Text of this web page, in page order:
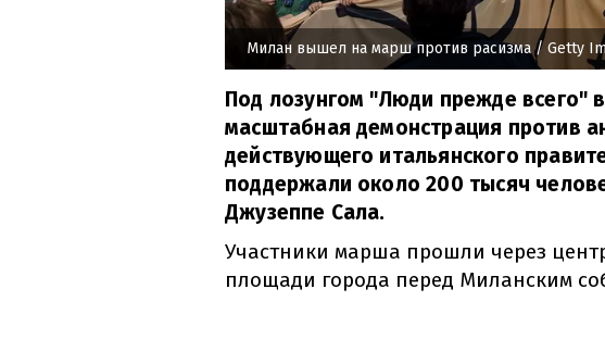
Милан вышел на марш против расизма/ Getty
Под лозунгом "Люди прежде всего"
масштабная демонстрация против
действующего итальянского
поддержали около 200 тысяч
Джузеппе Сала.
Участники марша прошли через
площади города перед Миланским